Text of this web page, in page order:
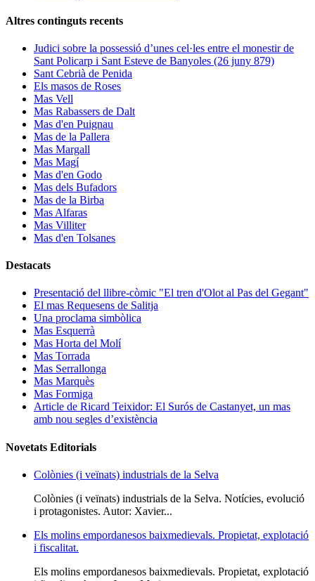
Altres continguts recents
Judici sobre la possessió d’unes cel·les entre el monestir de
Sant Policarp i Sant Esteve de Banyoles (26 juny 879)
Sant Cebrià de Penida
Els masos de Roses
Mas Vell
Mas Rabassers de Dalt
Mas d'en Puignau
Mas de la Pallera
Mas Margall
Mas Magí
Mas d'en Godo
Mas dels Bufadors
Mas de la Birba
Mas Alfaras
Mas Villiter
Mas d'en Tolsanes
Destacats
Presentació del llibre-còmic "El tren d'Olot al Pas del Gegant"
El mas Requesens de Salitja
Una proclama simbòlica
Mas Esquerrà
Mas Horta del Molí
Mas Torrada
Mas Serrallonga
Mas Marquès
Mas Formiga
Article de Ricard Teixidor: El Surós de Castanyet, un mas
amb nou segles d’existència
Novetats Editorials
Colònies (i veïnats) industrials de la Selva
Colònies (i veïnats) industrials de la Selva. Notícies, evolució
i protagonistes. Autor: Xavier...
Els molins empordanesos baixmedievals. Propietat, explotació
i fiscalitat.
Els molins empordanesos baixmedievals. Propietat, explotació